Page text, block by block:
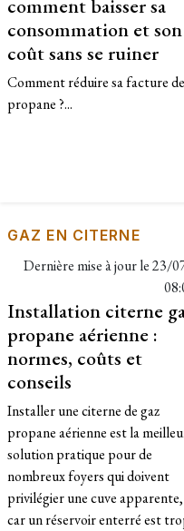
comment baisser sa
consommation et son
coût sans se ruiner
Comment réduire sa facture de
propane ?...
GAZ EN CITERNE
Dernière mise à jour le23/
Installation citerne
propane aérienne :
normes, coûts et
conseils
Installer une citerne de gaz
propane aérienne est la
solution pratique pour de
nombreux foyers qui doivent
privilégier une cuve apparente,
car un réservoir enterré est